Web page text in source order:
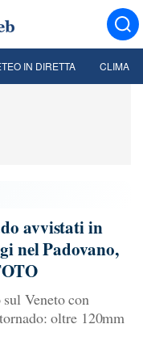
IN DIRETTA CLIMA
avvistati in
nel Padovano,
Veneto con
oltre 120mm